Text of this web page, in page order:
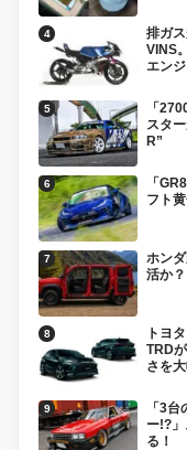
排ガ
VINS
エン
「
スタ
R”
「
フト
ホン
活か
トヨ
TRD
さを
「3
ー!?
る！